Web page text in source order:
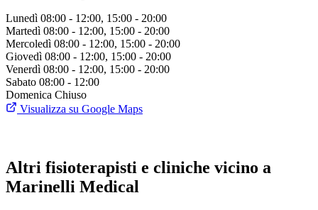
Lunedì 08:00 - 12:00, 15:00 - 20:00
Martedì 08:00 - 12:00, 15:00 - 20:00
Mercoledì 08:00 - 12:00, 15:00 - 20:00
Giovedì 08:00 - 12:00, 15:00 - 20:00
Venerdì 08:00 - 12:00, 15:00 - 20:00
Sabato 08:00 - 12:00
Domenica Chiuso
Visualizza su Google Maps
Altri fisioterapisti e cliniche vicino a
Marinelli Medical